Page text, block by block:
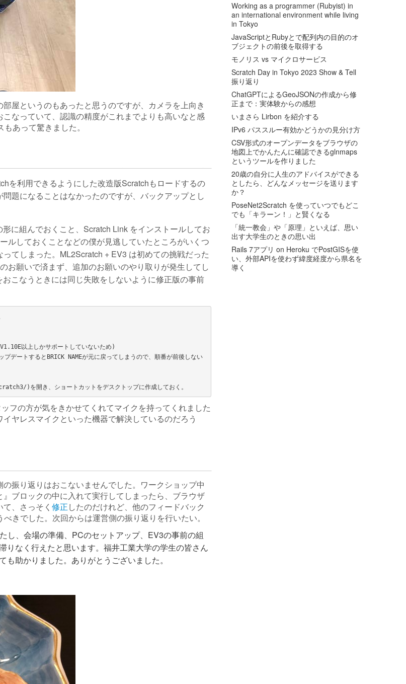
屋というのもあったと思うのですが、カメラを上向き
なっていて、認識の精度がこれまでよりも高いなと感
あって驚きました。
を利用できるようにした改造版Scratchもロードするの
題になることはなかったのですが、バックアップとし
に組んでおくこと、Scratch Link をインストールしてお
ルしておくことなどの僕が見逃していたところがいくつ
てしまった。ML2Scratch + EV3 は初めての挑戦だった
お願いで済まず、追加のお願いのやり取りが発生してし
こなうときには同じ失敗をしないように修正版の事前
以上しかサポートしていないため)
デートするとBRICK NAMEが元に戻ってしまうので、順番が前後しない
フの方が気をきかせてくれてマイクを持ってくれました
ヤレスマイクといった機器で解決しているのだろう
振り返りはおこないませんでした。ワークショップ中
ブロックの中に入れて実行してしまったら、ブラウザ
、さっそく 修正したのだけれど、他のフィードバック
きでした。次回からは運営側の振り返りを行いたい。
し、会場の準備、PCのセットアップ、EV3の事前の組
なく行えたと思います。福井工業大学の学生の皆さん
助かりました。ありがとうございました。
Working as a programmer (Rubyist) in
an international environment while living
in Tokyo
JavaScriptとRubyとで配列内の目的のオ
ブジェクトの前後を取得する
モノリス vs マイクロサービス
Scratch Day in Tokyo 2023 Show & Tell
振り返り
ChatGPTによるGeoJSONの作成から修
正まで：実体験からの感想
いまさら Lirbon を紹介する
IPv6 パススルー有効かどうかの見分け方
CSV形式のオープンデータをブラウザの
地図上でかんたんに確認できるglnmaps
というツールを作りました
20歳の自分に人生のアドバイスができる
としたら、どんなメッセージを送ります
か？
PoseNet2Scratch を使っていつでもどこ
でも「キラーン！」と賢くなる
「統一教会」や「原理」といえば、思い
出す大学生のときの思い出
Rails 7アプリ on Heroku でPostGISを使
い、外部APIを使わず緯度経度から県名を
導く